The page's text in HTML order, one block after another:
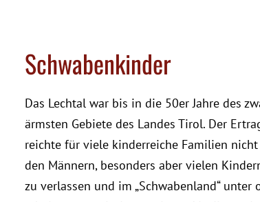
Schwabenkinder
Das Lechtal war bis in die 50er Jahre des
ärmsten Gebiete des Landes Tirol. Der
reichte für viele kinderreiche Familien
den Männern, besonders aber vielen
zu verlassen und im „Schwabenland“